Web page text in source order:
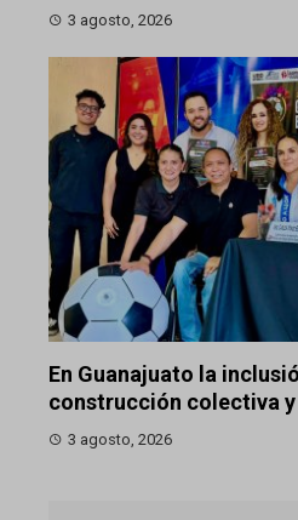
3 agosto, 2026
En Guanajuato la
construcción colectiva
3 agosto, 2026